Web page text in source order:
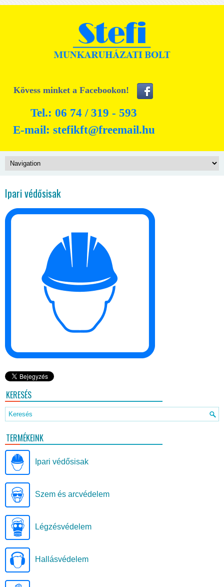
Kövess minket a Facebookon!
Tel.: 06 74 / 319 - 593
E-mail: stefikft@freemail.hu
Ipari védősisak
KERESÉS
TERMÉKEINK
Ipari védősisak
Szem és arcvédelem
Légzésvédelem
Hallásvédelem